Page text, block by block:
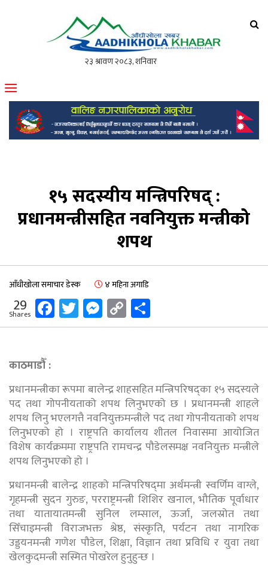
मोफसलकै लोकप्रिय अनलाइन पत्रिका
१५ सदस्यीय मन्त्रिपरिषद् :
प्रधानमन्त्रीसहित नवनियुक्त मन्त्रीको
शपथ
आँधीखोला समाचार डेस्क ४ महिना अगाडि
29
Shares Facebook
Twitter
Messenger
Copy
Link
काठमाडौँ :
प्रधानमन्त्रीका रूपमा बालेन्द्र शाहसहित मन्त्रिपरिषद्का १५ सदस्यले
पद तथा गोपनीयताको शपथ लिनुभएको छ । प्रधानमन्त्री शाहले
शपथ लिनु भएलगत्तै नवनियुक्तमन्त्रीले पद तथा गोपनीयताको शपथ
लिनुभएको हो । राष्ट्रपति कार्यालय शीतल निवासमा आयोजित
विशेष कार्यक्रममा राष्ट्रपति रामचन्द्र पौडेलसमक्ष नवनियुक्त मन्त्रीले
शपथ लिनुभएको हो ।
प्रधानमन्त्री बालेन्द्र शाहको मन्त्रिपरिषद्‍मा अर्थमन्त्री स्वर्णिम वाग्ले,
गृहमन्त्री सुदन गुरुङ, परराष्ट्रमन्त्री शिशिर खनाल, भौतिक पूर्वाधार
तथा यातायातमन्त्री सुनिल लम्साल, ऊर्जा, जलस्रोत तथा
सिँचाइमन्त्री विराजभक्त श्रेष्ठ, संस्कृति, पर्यटन तथा नागरिक
उड्डयनमन्त्री गणेश पौडेल, शिक्षा, विज्ञान तथा प्रविधि र युवा तथा
खेलकुदमन्त्री सस्मित पोखरेल हुनुहुन्छ ।